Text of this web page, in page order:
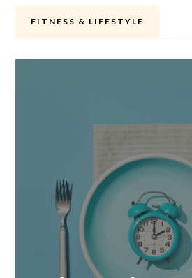
FITNESS & LIFESTYLE